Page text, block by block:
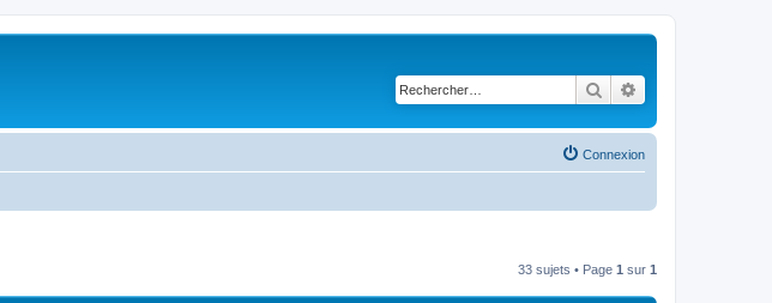
Rechercher
Connexion
33 sujets • Page 1 sur 1